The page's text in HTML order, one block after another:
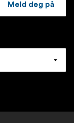
Meld deg på